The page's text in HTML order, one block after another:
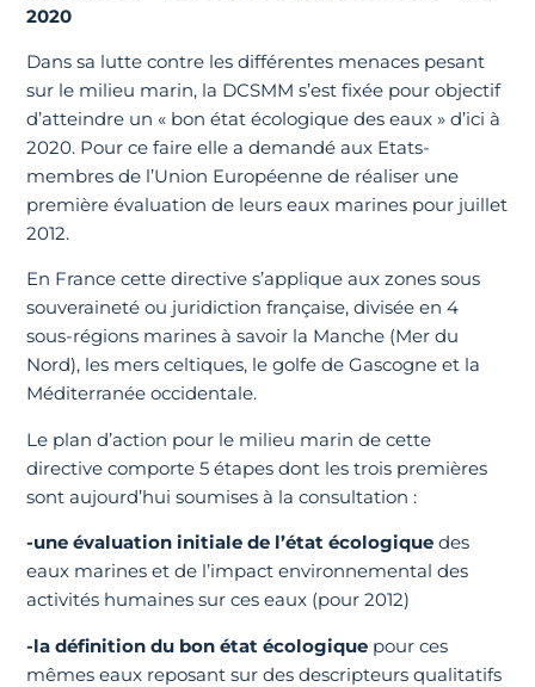
2020
Dans sa lutte contre les différentes menaces pesant
sur le milieu marin, la DCSMM s’est fixée pour objectif
d’atteindre un « bon état écologique des eaux » d’ici à
2020. Pour ce faire elle a demandé aux Etats-
membres de l’Union Européenne de réaliser une
première évaluation de leurs eaux marines pour juillet
2012.
En France cette directive s’applique aux zones sous
souveraineté ou juridiction française, divisée en 4
sous-régions marines à savoir la Manche (Mer du
Nord), les mers celtiques, le golfe de Gascogne et la
Méditerranée occidentale.
Le plan d’action pour le milieu marin de cette
directive comporte 5 étapes dont les trois premières
sont aujourd’hui soumises à la consultation :
-une évaluation initiale de l’état écologique des
eaux marines et de l’impact environnemental des
activités humaines sur ces eaux (pour 2012)
-la définition du bon état écologique pour ces
mêmes eaux reposant sur des descripteurs qualitatifs